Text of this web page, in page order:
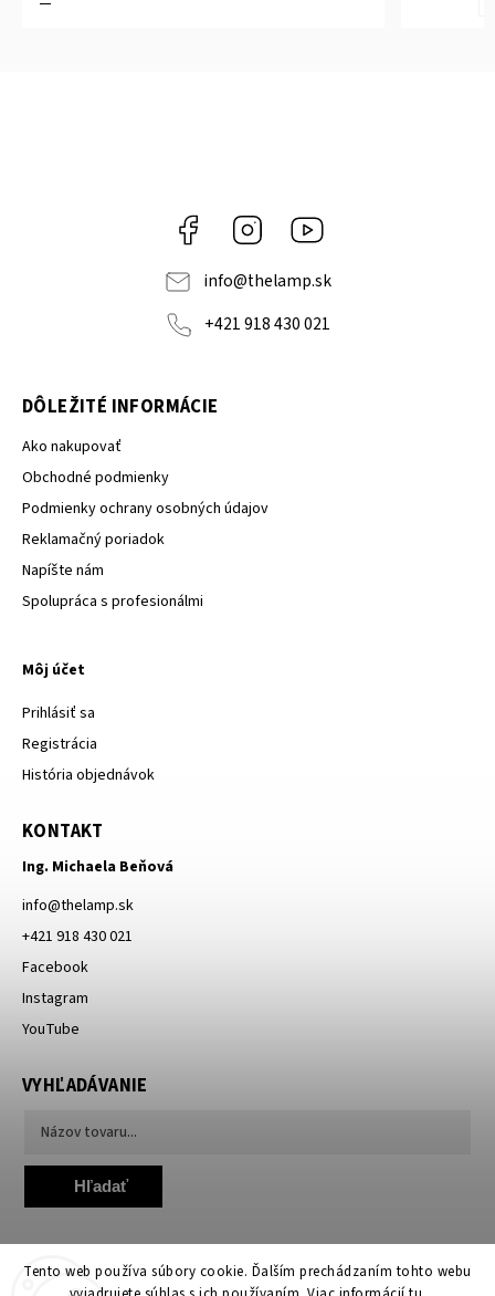
Tento web používa súbory cookie. Ďalším prechádzaním tohto webu
Facebook Instagram
info@thelamp.sk
+421 918 430 021
DÔLEŽITÉ INFORMÁCIE
Ako nakupovať
Obchodné podmienky
Podmienky ochrany osobných údajov
Reklamačný poriadok
Napíšte nám
Spolupráca s profesionálmi
Môj účet
Prihlásiť sa
Registrácia
História objednávok
KONTAKT
Ing. Michaela Beňová
info@thelamp.sk
+421 918 430 021
Facebook
Instagram
YouTube
VYHĽADÁVANIE
Hľadať